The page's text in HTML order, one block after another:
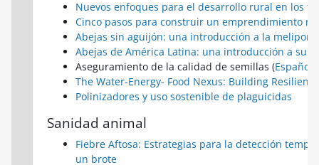
Nuevos enfoques para el desarrollo rural en los
Cinco pasos para construir un emprendimiento
Abejas sin aguijón: una introducción a la
Abejas de América Latina: una introducción a su
Aseguramiento de la calidad de semillas (Español
The Water-Energy- Food Nexus: Building
Polinizadores y uso sostenible de plaguicidas
Sanidad animal
Fiebre Aftosa: Estrategias para la detección
un brote